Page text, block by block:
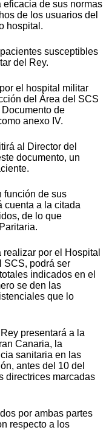
de sus normas
de los usuarios del
hospital.
susceptibles
del Rey.
el hospital militar
del Área del SCS
de
anexo IV.
al Director del
documento, un
función de sus
cuenta a la citada
de lo que
por el Hospital
SCS, podrá ser
indicados en el
se den las
que lo
presentará a la
Canaria, la
sanitaria en las
antes del 10 del
directrices marcadas
por ambas partes
respecto a los